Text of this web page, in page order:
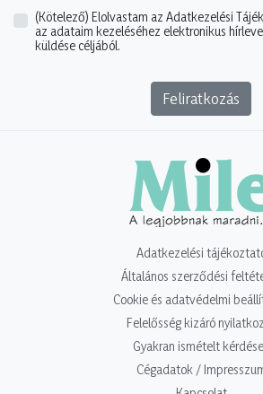
(Kötelező) Elolvastam az Adatkezelési
az adataim kezeléséhez elektronikus
küldése céljából.
Feliratkozás
Adatkezelési
Általános szerződési
Cookie és adatvédelmi
Felelősség kizáró
Gyakran ismételt
Cégadatok /